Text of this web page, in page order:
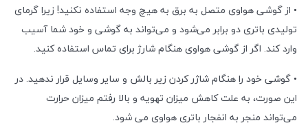
• از گوشی هواوی متصل به برق به هیچ وجه استفاده نکنید! زیرا گرمای
تولیدی باتری دو برابر می‌شود و می‌تواند به گوشی و خود شما آسیب
وارد کند. اگر از گوشی هواوی هنگام شارژ برای تماس استفاده کنید.
• گوشی خود را هنگام شاژر کردن زیر بالش و سایر وسایل قرار ندهید. در
این صورت، به علت کاهش میزان تهویه و بالا رفتم میزان حرارت
می‌تواند منجر به انفجار باتری هواوی می شود.